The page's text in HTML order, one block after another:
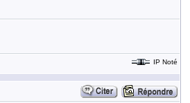
IP Noté